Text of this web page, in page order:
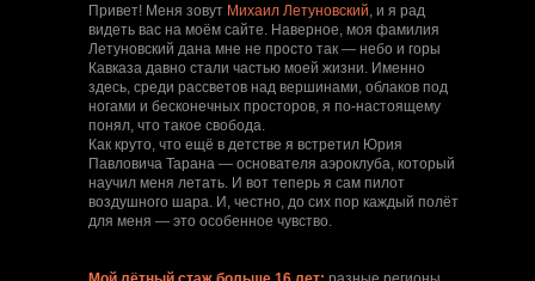
Привет! Меня зовут Михаил Летуновский, и я рад
видеть вас на моём сайте. Наверное, моя фамилия
Летуновский дана мне не просто так — небо и горы
Кавказа давно стали частью моей жизни. Именно
здесь, среди рассветов над вершинами, облаков под
ногами и бесконечных просторов, я по-настоящему
понял, что такое свобода.
Как круто, что ещё в детстве я встретил Юрия
Павловича Тарана — основателя аэроклуба, который
научил меня летать. И вот теперь я сам пилот
воздушного шара. И, честно, до сих пор каждый полёт
для меня — это особенное чувство.